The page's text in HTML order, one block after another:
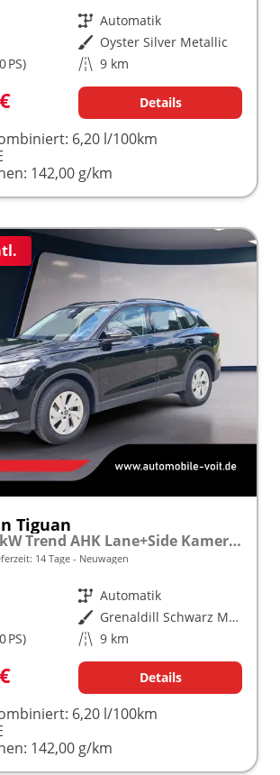
Getriebe Automatik
Außenfarbe Oyster Silver Metallic
PS) Kilometerstand 9 km
Details
6,20 l/100km
142,00 g/km
Tiguan
1.5 eTSI 110 kW Trend AHK Lane+Side Kamera VZE
14 Tage Neuwagen
Getriebe Automatik
Außenfarbe
Grenaldill Schwarz Metallic
PS) Kilometerstand 9 km
Details
6,20 l/100km
142,00 g/km